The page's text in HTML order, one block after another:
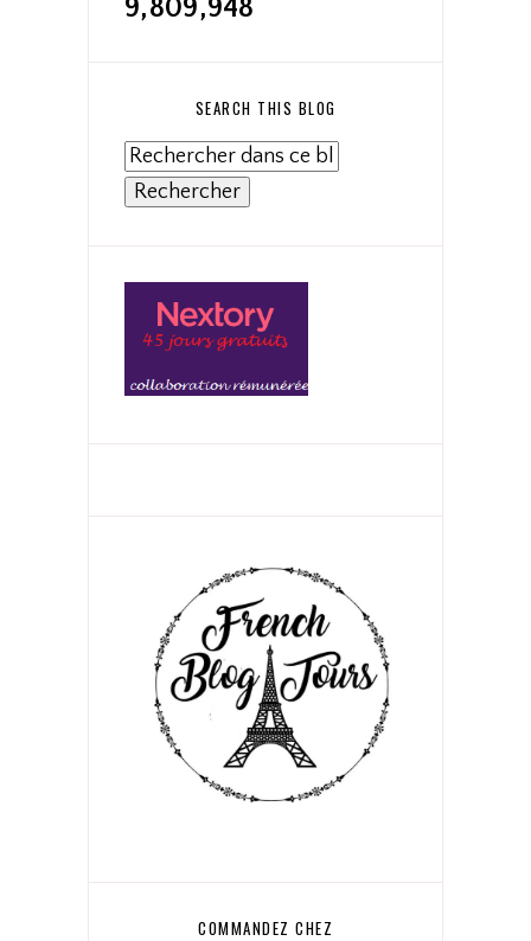
9,809,948
SEARCH THIS BLOG
COMMANDEZ CHEZ